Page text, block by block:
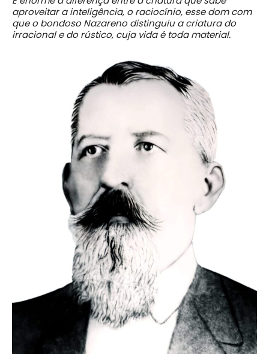
aproveitar a inteligência, o raciocínio, esse dom com
que o bondoso Nazareno distinguiu a criatura do
irracional e do rústico, cuja vida é toda material.